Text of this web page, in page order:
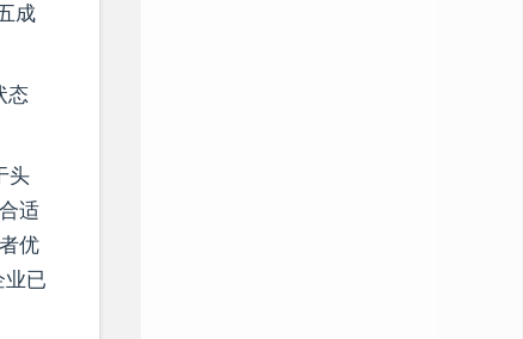
成
态
头
适
优
业已